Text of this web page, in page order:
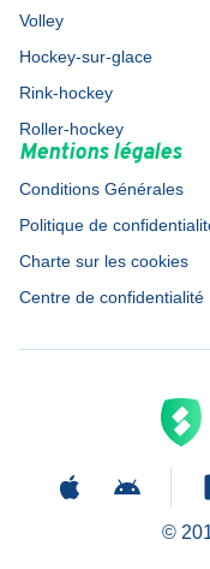
Volley
Hockey-sur-glace
Rink-hockey
Roller-hockey
Mentions légales
Conditions Générales
Politique de
Charte sur les cookies
Centre de confidentialité
©